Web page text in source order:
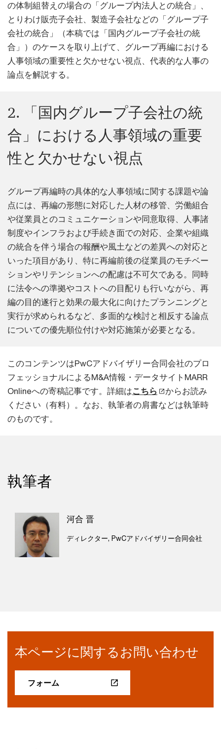
の体制組替えの場合の「グループ内法人との統合」、
とりわけ販売子会社、製造子会社などの「グループ子
会社の統合」（本稿では「国内グループ子会社の統
合」）のケースを取り上げて、グループ再編における
人事領域の重要性と欠かせない視点、代表的な人事の
論点を解説する。
2. 「国内グループ子会社の統
合」における人事領域の重要
性と欠かせない視点
グループ再編時の具体的な人事領域に関する課題や論
点には、再編の形態に対応した人材の移管、労働組合
や従業員とのコミュニケーションや同意取得、人事諸
制度やインフラおよび手続き面での対応、企業や組織
の統合を伴う場合の報酬や風土などの差異への対応と
いった項目があり、特に再編前後の従業員のモチベー
ションやリテンションへの配慮は不可欠である。同時
に法令への準拠やコストへの目配りも行いながら、再
編の目的遂行と効果の最大化に向けたプランニングと
実行が求められるなど、多面的な検討と相反する論点
についての優先順位付けや対応施策が必要となる。
このコンテンツはPwCアドバイザリー合同会社のプロ
フェッショナルによるM&A情報・データサイトMARR
Onlineへの寄稿記事です。詳細はこちら
からお読み
ください（有料）。なお、執筆者の肩書などは執筆時
のものです。
執筆者
河合 晋
ディレクター, PwCアドバイザリー合同会社
本ページに関するお問い合わせ
フォーム